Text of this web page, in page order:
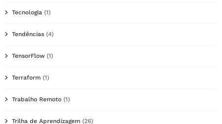
Tecnologia (1)
Tendências (4)
TensorFlow (1)
Terraform (1)
Trabalho Remoto (1)
Trilha de Aprendizagem (26)